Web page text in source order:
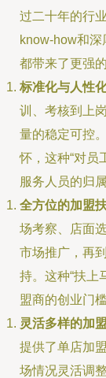
过二十年的行
know-how和深
都带来了更强
标准化与人性
训、考核到上
量的稳定可控
怀，这种“对员
服务人员的归
全方位的加盟
场考察、店面
市场推广，再
持。这种“扶上
盟商的创业门
灵活多样的加
提供了单店加
场情况灵活调